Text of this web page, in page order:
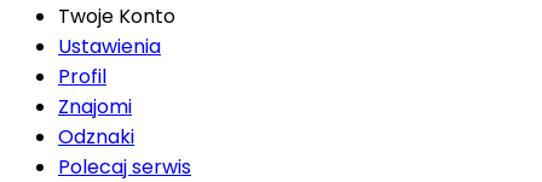
Twoje Konto
Ustawienia
Profil
Znajomi
Odznaki
Polecaj serwis